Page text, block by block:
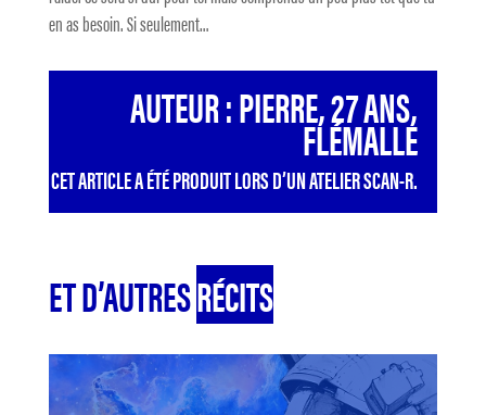
en as besoin. Si seulement…
AUTEUR : PIERRE, 27 ANS,
FLÉMALLE
CET ARTICLE A ÉTÉ PRODUIT LORS D’UN ATELIER SCAN-R.
ET D’AUTRESRÉCITS